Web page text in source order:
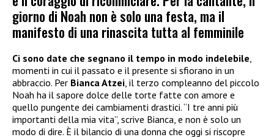
giorno di Noah non è solo una festa, ma il
manifesto di una rinascita tutta al femminile
Ci sono date che segnano il tempo in modo indelebile,
momenti in cui il passato e il presente si sfiorano in un
abbraccio. Per Bianca Atzei, il terzo compleanno del piccolo
Noah ha il sapore dolce delle torte fatte con amore e
quello pungente dei cambiamenti drastici. “I tre anni più
importanti della mia vita”, scrive Bianca, e non è solo un
modo di dire. È il bilancio di una donna che oggi si riscopre